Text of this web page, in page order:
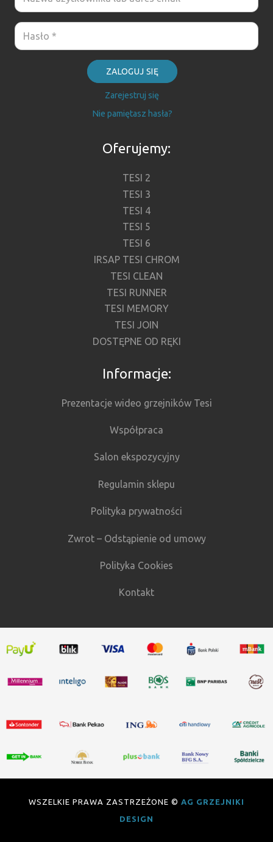
ZALOGUJ SIĘ
Zarejestruj się
Nie pamiętasz hasła?
Oferujemy:
TESI 2
TESI 3
TESI 4
TESI 5
TESI 6
IRSAP TESI CHROM
TESI CLEAN
TESI RUNNER
TESI MEMORY
TESI JOIN
DOSTĘPNE OD RĘKI
Informacje:
Prezentacje wideo grzejników Tesi
Współpraca
Salon ekspozycyjny
Regulamin sklepu
Polityka prywatności
Zwrot – Odstąpienie od umowy
Polityka Cookies
Kontakt
WSZELKIE PRAWA ZASTRZEŻONE © AG GRZEJNIKI
DESIGN